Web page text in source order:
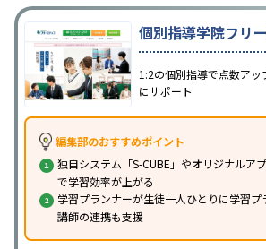
個別指導学院フリ
1:2の個別指導で点数ア
にサポート
編集部のおすすめポイント
独自システム「S-CUBE」やオリジナルア
で学習効率が上がる
学習プランナーが生徒一人ひとりに学習プ
講師の連携も支援